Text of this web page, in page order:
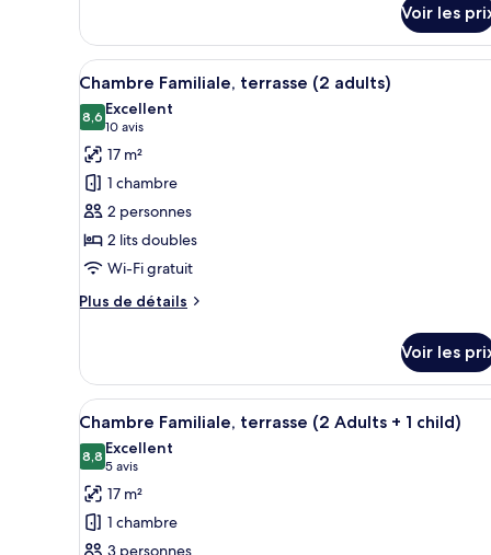
partielle
sur
la
mer
(1
Adult)
type
de
chambre
Chambre
Familiale,
terrasse,
vue
partielle
sur
la
mer
Adult)
Voir les
Afficher
toutes
les
photos
pour
ce
type
de
chambre :
Chambre
(2
adults)
Une chambre d’hôtel avec
4
Chambre Familiale, terrasse (2 adults)
8,68,6 sur 10
Excellent
10 avis
(10 avis)
17 m²
1 chambre
2 personnes
2 lits doubles
Wi-Fi gratuit
Plus de détails
Plus
le
type
de
chambre
Chambre
Familiale,
terrasse
(2
adults)
Voir les
Afficher
toutes
les
photos
pour
ce
Une chambre d’hôtel avec
4
Chambre Familiale, terrasse (2 Adults + 1 child)
8,88,8 sur 10
Excellent
5 avis
(5 avis)
17 m²
1 chambre
3 personnes